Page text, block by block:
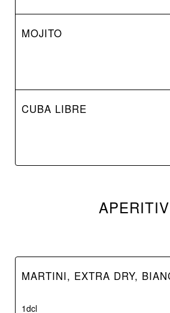
MOJITO
CUBA LIBRE
APERITIV
MARTINI, EXTRA DRY,
1dcl